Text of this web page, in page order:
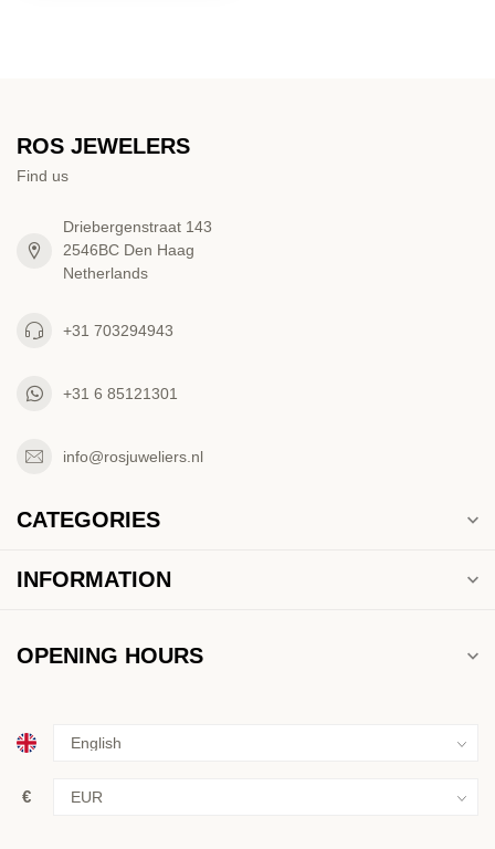
ROS JEWELERS
Find us
Driebergenstraat 143
2546BC Den Haag
Netherlands
+31 703294943
+31 6 85121301
info@rosjuweliers.nl
CATEGORIES
INFORMATION
OPENING HOURS
€